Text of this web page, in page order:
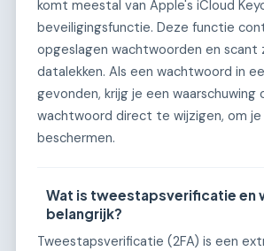
komt meestal van Apple's iCloud
beveiligingsfunctie. Deze functie
opgeslagen wachtwoorden en scant
datalekken. Als een wachtwoord in
gevonden, krijg je een waarschuwing
wachtwoord direct te wijzigen, om
beschermen.
Wat is tweestapsverificatie en
belangrijk?
Tweestapsverificatie (2FA) is een